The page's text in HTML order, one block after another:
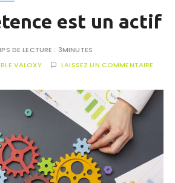
est un actif
DE LECTURE : 3MINUTES
VALOXY LAISSEZ UN COMMENTAIRE